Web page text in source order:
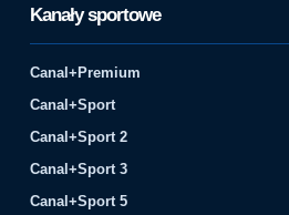
Kanały sportowe
Canal+Premium
Canal+Sport
Canal+Sport 2
Canal+Sport 3
Canal+Sport 5